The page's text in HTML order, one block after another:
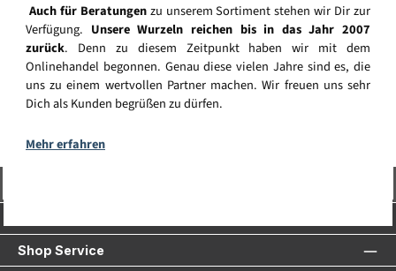
Auch für Beratungenzu unserem Sortiment stehen wir Dir zur
Verfügung. Unsere Wurzeln reichen bis in das Jahr 2007
zurück. Denn zu diesem Zeitpunkt haben wir mit dem
Onlinehandel begonnen. Genau diese vielen Jahre sind es, die
uns zu einem wertvollen Partner machen. Wir freuen uns sehr
Dich als Kunden begrüßen zu dürfen.
Mehr erfahren
Shop Service